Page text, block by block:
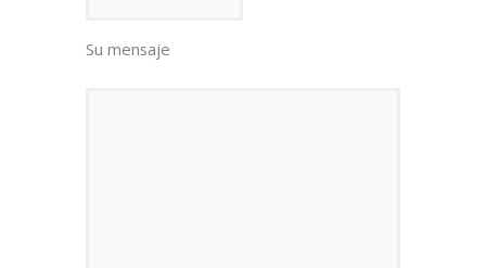
Su mensaje